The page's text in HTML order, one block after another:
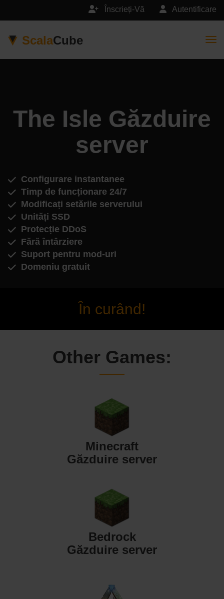
Autentificare
Înscrieți-Vă
ScalaCube
The Isle Găzduire
server
Configurare instantanee
Timp de funcționare 24/7
Modificați setările serverului
Unități SSD
Protecție DDoS
Fără întârziere
Suport pentru mod-uri
Domeniu gratuit
În curând!
Other Games:
Minecraft
Găzduire server
Bedrock
Găzduire server